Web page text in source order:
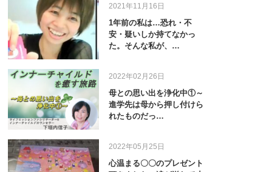
2021年11月16日
1年前の私は…恐れ・不
安・疑いしか持てなかっ
た。そんな私が、…
2022年02月26日
母との思い出を浄化中①～
進学先は母から押し付けら
れたものだっ…
2022年05月25日
心温まる〇〇のプレゼント